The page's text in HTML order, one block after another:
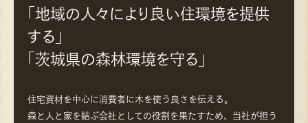
「地域の人々により良い住環境を提供
する」
「茨城県の森林環境を守る」
住宅資材を中心に消費者に木を使う良さを伝える。
森と人と家を結ぶ会社としての役割を果たすため、当社が担う